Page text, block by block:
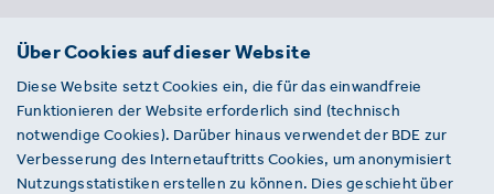
BDE
Entsorgungs-, Wasser- und
Kreislaufwirtschaft e. V.
Von-der-Heydt-Straße 2
D 10785 Berlin
Über Cookies auf dieser Website
Diese Website setzt Cookies ein, die für das einwandfreie
Funktionieren der Website erforderlich sind (technisch
notwendige Cookies). Darüber hinaus verwendet der BDE zur
Verbesserung des Internetauftritts Cookies, um anonymisiert
Nutzungsstatistiken erstellen zu können. Dies geschieht über